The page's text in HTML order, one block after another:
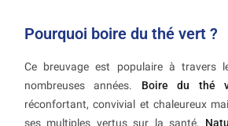
Pourquoi boire du thé vert ?
Ce breuvage est populaire à travers
nombreuses années. Boire du thé
réconfortant, convivial et chaleureux
ses multiples vertus sur la santé.